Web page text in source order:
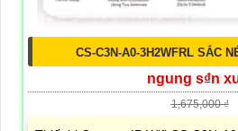
CS-C3N-A0-3H2WFRL SẮC
ngung s₫n
1,675,000 ₫